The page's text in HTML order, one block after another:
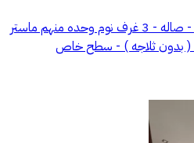
شقه روف في حي البحر - مجلس - صاله - 3 غرف نوم وحده منهم ماستر
( بدون ثلاجه ) - سطح خاص